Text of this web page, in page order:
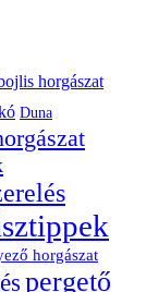
horgászat
Duna
horgászat
pergető